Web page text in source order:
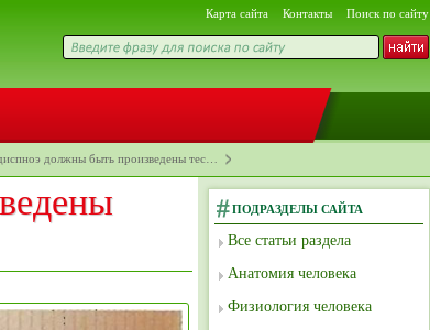
Карта сайта Контакты Поиск по сайту
должны быть произведены тес…
ПОДРАЗДЕЛЫ САЙТА
Все статьи раздела
Анатомия человека
Физиология человека